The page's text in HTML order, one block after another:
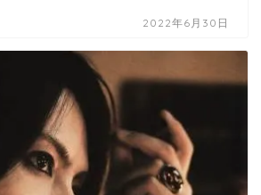
2022年6月30日